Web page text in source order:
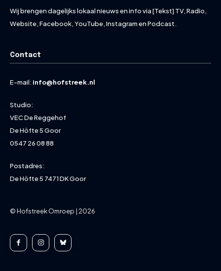
Wij brengen dagelijks lokaal nieuws en info via [Tekst] TV, Radio,
Website, Facebook, YouTube, Instagram en Podcast.
Contact
E-mail: info@hofstreek.nl
Studio:
VEC De Reggehof
De Höfte 5 Goor
0547 26 08 88
Postadres:
De Höfte 5 7471 DK Goor
© Hofstreek Omroep | 2026